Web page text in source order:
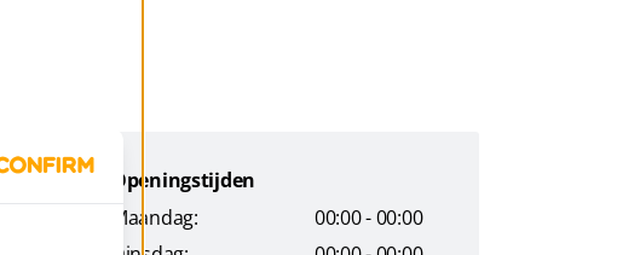
Openingstijden
Maandag:
00:00 - 00:00